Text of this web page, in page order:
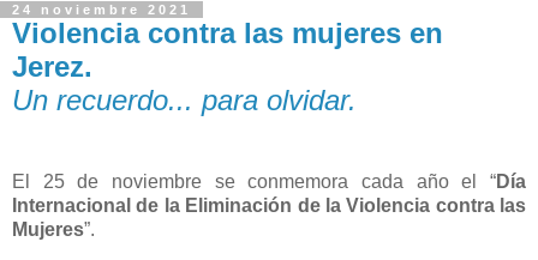
24 noviembre 2021
Violencia contra las mujeres en
Jerez.
Un recuerdo... para olvidar.
El 25 de noviembre se conmemora cada año el “Día
Internacional de la Eliminación de la Violencia contra las
Mujeres”.